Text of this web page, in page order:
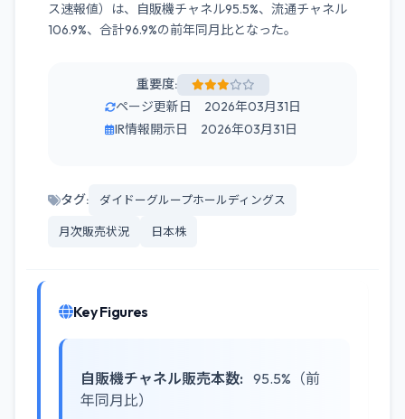
ス速報値）は、自販機チャネル95.5%、流通チャネル
106.9%、合計96.9%の前年同月比となった。
重要度:
ページ更新日 2026年03月31日
IR情報開示日 2026年03月31日
タグ: ダイドーグループホールディングス
月次販売状況 日本株
Key Figures
自販機チャネル販売本数: 95.5%（前
年同月比）